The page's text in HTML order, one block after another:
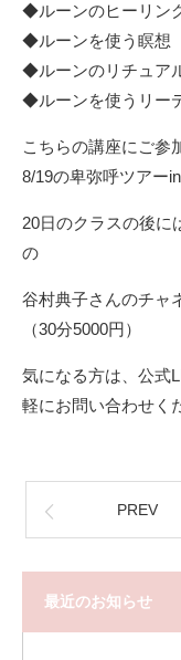
◆ルーンのヒーリン
◆ルーンを使う瞑想
◆ルーンのリチュア
◆ルーンを使うリー
こちらの講座にご参
8/19の卑弥呼ツアー
20日のクラスの後に
の
谷村典子さんのチャ
（30分5000円）
気になる方は、公式
軽にお問い合わせく
PREV
最近のお知らせ